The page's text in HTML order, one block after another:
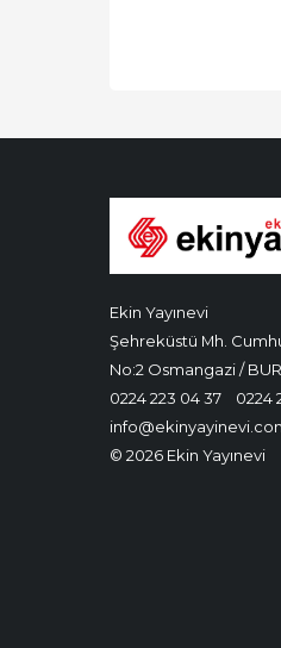
Ekin Yayınevi
Şehreküstü Mh.
No:2 Osmangazi /
0224 223 04 37
0224
© 2026 Ekin Yayınevi